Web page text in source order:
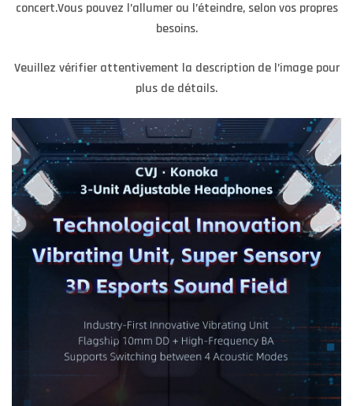
concert.Vous pouvez l’allumer ou l’éteindre, selon vos propres
besoins.
Veuillez vérifier attentivement la description de l’image pour
plus de détails.